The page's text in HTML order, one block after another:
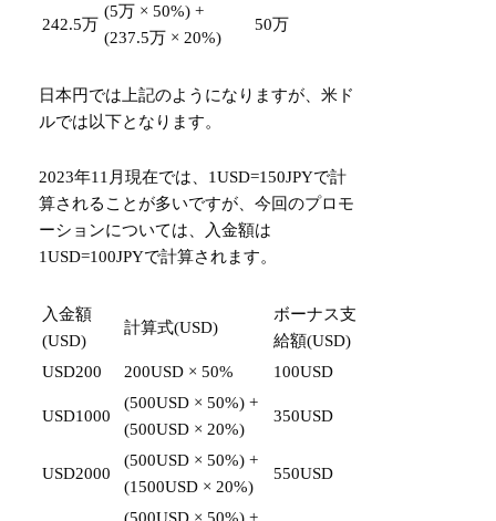
242.5万
(5万 × 50%) +
(237.5万 × 20%)
50万
日本円では上記のようになりますが、米ド
ルでは以下となります。
2023年11月現在では、1USD=150JPYで計
算されることが多いですが、今回のプロモ
ーションについては、入金額は
1USD=100JPYで計算されます。
入金額
(USD)
計算式(USD)
ボーナス支
給額(USD)
USD200
200USD × 50% 100USD
USD1000
(500USD × 50%) +
(500USD × 20%)
350USD
USD2000
(500USD × 50%) +
(1500USD × 20%)
550USD